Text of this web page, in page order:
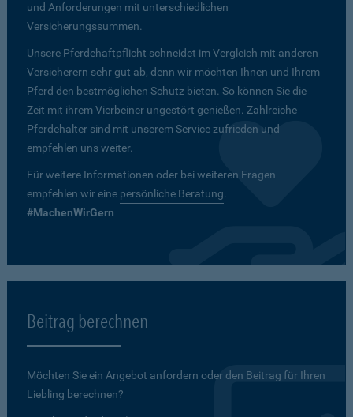
und Anforderungen mit unterschiedlichen
Versicherungssummen.
Unsere Pferdehaftpflicht schneidet im Vergleich mit anderen
Versicherern sehr gut ab, denn wir möchten Ihnen und Ihrem
Pferd den bestmöglichen Schutz bieten. So können Sie die
Zeit mit ihrem Vierbeiner ungestört genießen. Zahlreiche
Pferdehalter sind mit unserem Service zufrieden und
empfehlen uns weiter.
Für weitere Informationen oder bei weiteren Fragen
empfehlen wir eine persönliche Beratung.
#MachenWirGern
Beitrag berechnen
Möchten Sie ein Angebot anfordern oder den Beitrag für Ihren
Liebling berechnen?